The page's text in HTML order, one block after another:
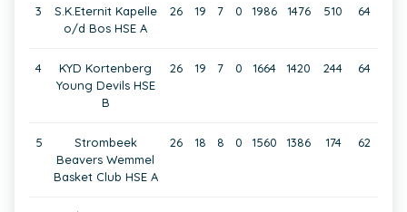
3
S.K.Eternit Kapelle
o/d Bos HSE A
26 19 7 0 1986 1476 510 64
4
KYD Kortenberg
Young Devils HSE
B
26 19 7 0 1664 1420 244 64
5
Strombeek
Beavers Wemmel
Basket Club HSE A
26 18 8 0 1560 1386 174 62